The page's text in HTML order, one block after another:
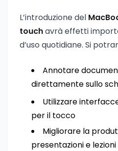
L’introduzione del
touchavrà effetti
d’uso quotidiane. Si
Annotare
direttamente sullo
Utilizzare
per il tocco
Migliorare la
presentazioni e